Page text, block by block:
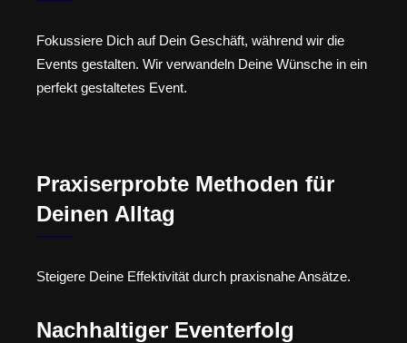
Fokussiere Dich auf Dein Geschäft, während wir die
Events gestalten. Wir verwandeln Deine Wünsche in ein
perfekt gestaltetes Event.
Praxiserprobte Methoden für
Deinen Alltag
Steigere Deine Effektivität durch praxisnahe Ansätze.
Nachhaltiger Eventerfolg